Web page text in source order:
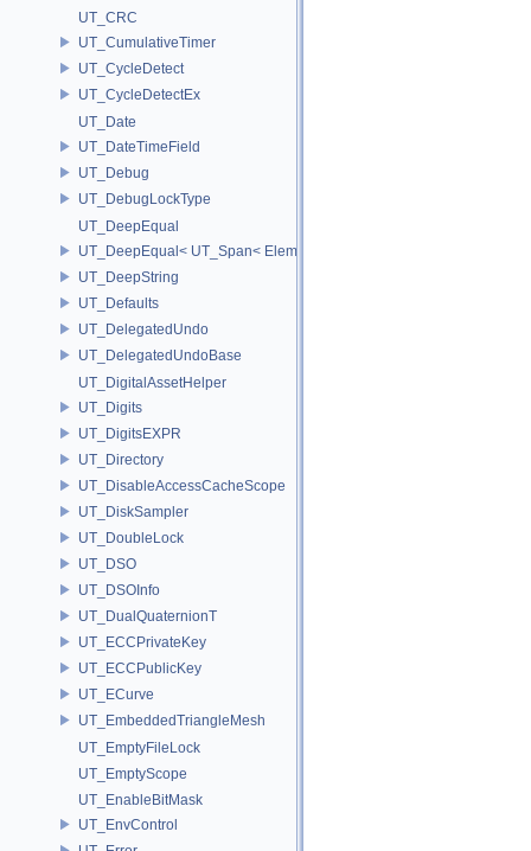
UT_CRC
UT_CumulativeTimer
UT_CycleDetect
UT_CycleDetectEx
UT_Date
UT_DateTimeField
UT_Debug
UT_DebugLockType
UT_DeepEqual
UT_DeepEqual< UT_Span< ElementType, ExtentL >, UT_Span<
UT_DeepString
UT_Defaults
UT_DelegatedUndo
UT_DelegatedUndoBase
UT_DigitalAssetHelper
UT_Digits
UT_DigitsEXPR
UT_Directory
UT_DisableAccessCacheScope
UT_DiskSampler
UT_DoubleLock
UT_DSO
UT_DSOInfo
UT_DualQuaternionT
UT_ECCPrivateKey
UT_ECCPublicKey
UT_ECurve
UT_EmbeddedTriangleMesh
UT_EmptyFileLock
UT_EmptyScope
UT_EnableBitMask
UT_EnvControl